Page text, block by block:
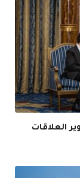
العلاقات